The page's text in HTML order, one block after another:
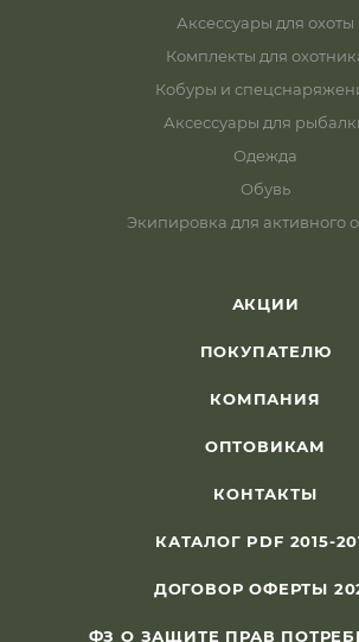
Аксессуары для охоты
Комплекты для
Кобуры и
Аксессуары для
Одежда
Обувь
Экипировка для активного
АКЦИИ
ПОКУПАТЕЛЮ
КОМПАНИЯ
ОПТОВИКАМ
КОНТАКТЫ
КАТАЛОГ PDF 2015-
ДОГОВОР ОФЕРТЫ
ФЗ О ЗАЩИТЕ ПРАВ